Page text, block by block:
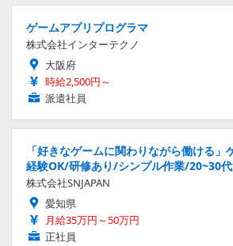
ゲームアプリプログラマ
株式会社インターテクノ
大阪府
時給2,500円～
派遣社員
「好きなゲームに関わりながら働ける
経験OK/研修あり/シンプル作業/20~30
株式会社SNJAPAN
愛知県
月給35万円～50万円
正社員